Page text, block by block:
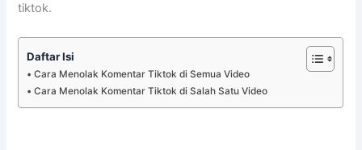
tiktok.
Daftar Isi
Cara Menolak Komentar Tiktok di Semua Video
Cara Menolak Komentar Tiktok di Salah Satu Video